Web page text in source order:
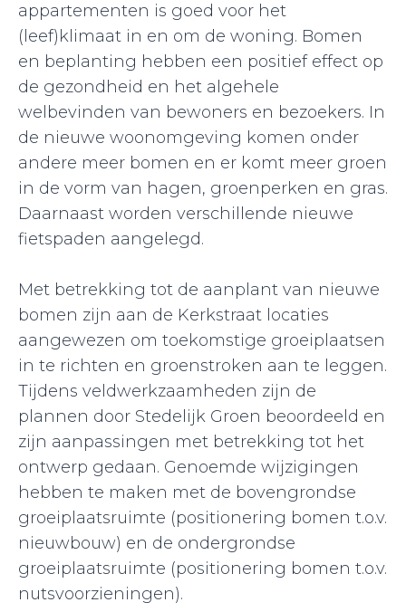
appartementen is goed voor het
(leef)klimaat in en om de woning. Bomen
en beplanting hebben een positief effect op
de gezondheid en het algehele
welbevinden van bewoners en bezoekers. In
de nieuwe woonomgeving komen onder
andere meer bomen en er komt meer groen
in de vorm van hagen, groenperken en gras.
Daarnaast worden verschillende nieuwe
fietspaden aangelegd.
Met betrekking tot de aanplant van nieuwe
bomen zijn aan de Kerkstraat locaties
aangewezen om toekomstige groeiplaatsen
in te richten en groenstroken aan te leggen.
Tijdens veldwerkzaamheden zijn de
plannen door Stedelijk Groen beoordeeld en
zijn aanpassingen met betrekking tot het
ontwerp gedaan. Genoemde wijzigingen
hebben te maken met de bovengrondse
groeiplaatsruimte (positionering bomen t.o.v.
nieuwbouw) en de ondergrondse
groeiplaatsruimte (positionering bomen t.o.v.
nutsvoorzieningen).